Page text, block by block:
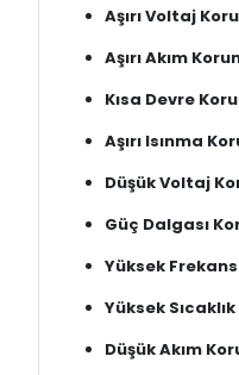
Aşırı Voltaj
Aşırı Akım
Kısa Devre
Aşırı Isınma
Düşük Voltaj
Güç Dalgası
Yüksek
Yüksek
Düşük Akım